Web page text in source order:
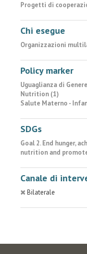
Progetti di
Chi esegue
Organizzazioni
Policy marker
Uguaglianza di
Nutrition (1)
Salute Materno -
SDGs
Goal 2. End hunger,
nutrition and
Canale di
Bilaterale